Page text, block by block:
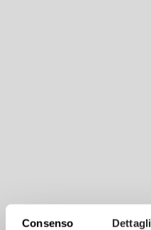
Consenso Dettagli